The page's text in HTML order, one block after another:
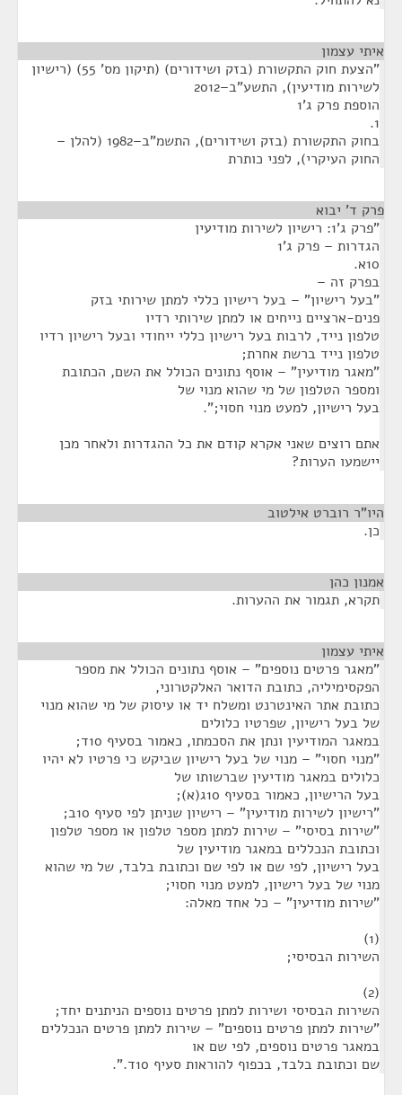
איתי עצמון
"הצעת חוק התקשורת (בזק ושידורים) (תיקון מס' 55) (רישיון
לשירות מודיעין), התשע"ב–2012‏
הוספת פרק ג'1
1.
בחוק התקשורת (בזק ושידורים), התשמ"ב–1982‏ (להלן –
החוק העיקרי), לפני כותרת
פרק ד' יבוא
"פרק ג'1: רישיון לשירות מודיעין
הגדרות – פרק ג'1
10א.
בפרק זה –
"בעל רישיון" – בעל רישיון כללי למתן שירותי בזק
פנים-ארציים נייחים או למתן שירותי רדיו
טלפון נייד, לרבות בעל רישיון כללי ייחודי ובעל רישיון רדיו
טלפון נייד ברשת אחרת;
"מאגר מודיעין" – אוסף נתונים הכולל את השם, הכתובת
ומספר הטלפון של מי שהוא מנוי של
בעל רישיון, למעט מנוי חסוי;".
אתם רוצים שאני אקרא קודם את כל ההגדרות ולאחר מכן
יישמעו הערות?
היו"ר רוברט אילטוב
כן.
אמנון כהן
תקרא, תגמור את ההערות.
איתי עצמון
"מאגר פרטים נוספים" – אוסף נתונים הכולל את מספר
הפקסימיליה, כתובת הדואר האלקטרוני,
כתובת אתר האינטרנט ומשלח יד או עיסוק של מי שהוא מנוי
של בעל רישיון, שפרטיו כלולים
במאגר המודיעין ונתן את הסכמתו, כאמור בסעיף 10ד;
"מנוי חסוי" – מנוי של בעל רישיון שביקש כי פרטיו לא יהיו
כלולים במאגר מודיעין שברשותו של
בעל הרישיון, כאמור בסעיף 10ג(א);
"רישיון לשירות מודיעין" – רישיון שניתן לפי סעיף 10ב;
"שירות בסיסי" – שירות למתן מספר טלפון או מספר טלפון
וכתובת הנכללים במאגר מודיעין של
בעל רישיון, לפי שם או לפי שם וכתובת בלבד, של מי שהוא
מנוי של בעל רישיון, למעט מנוי חסוי;
"שירות מודיעין" – כל אחד מאלה:
(1)
השירות הבסיסי;
(2)
השירות הבסיסי ושירות למתן פרטים נוספים הניתנים יחד;
"שירות למתן פרטים נוספים" – שירות למתן פרטים הנכללים
במאגר פרטים נוספים, לפי שם או
שם וכתובת בלבד, בכפוף להוראות סעיף 10ד.".